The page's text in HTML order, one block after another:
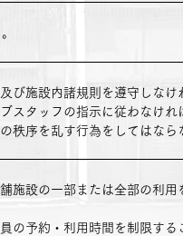
び施設内諸規則を遵守しなけ
スタッフの指示に従わなけれ
秩序を乱す行為をしてはなら
施設の一部または全部の利
の予約・利用時間を制限する